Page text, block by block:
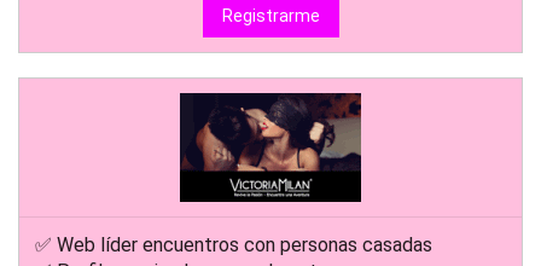
Registrarme
✅ Web líder encuentros con personas casadas